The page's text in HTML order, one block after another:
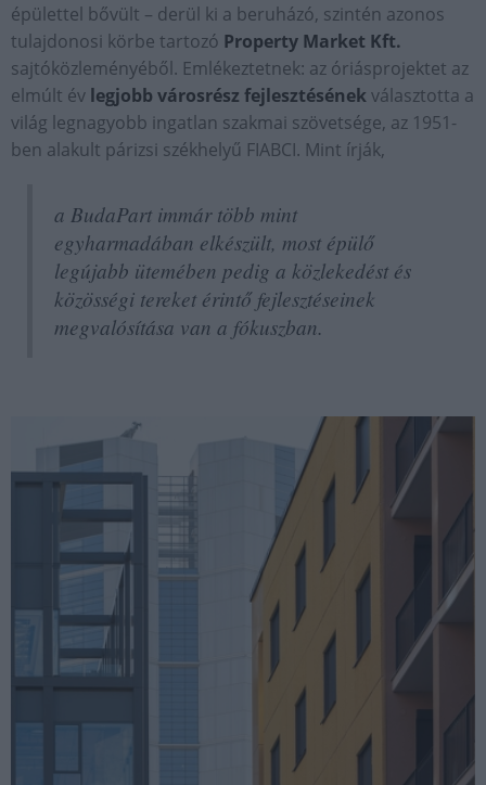
épülettel bővült – derül ki a beruházó, szintén azonos
tulajdonosi körbe tartozó Property Market Kft.
sajtóközleményéből. Emlékeztetnek: az óriásprojektet az
elmúlt év legjobb városrész fejlesztésénekválasztotta a
világ legnagyobb ingatlan szakmai szövetsége, az 1951-
ben alakult párizsi székhelyű FIABCI. Mint írják,
a BudaPart immár több mint
egyharmadában elkészült, most épülő
legújabb ütemében pedig a közlekedést és
közösségi tereket érintő fejlesztéseinek
megvalósítása van a fókuszban.